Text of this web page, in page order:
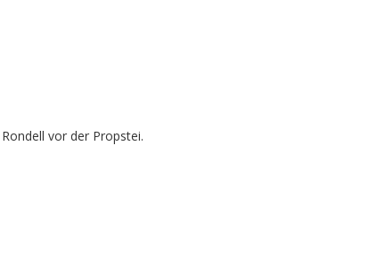
vor der Propstei.